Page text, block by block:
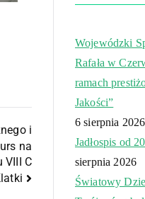
i
na
VIII C
Wojewódzki
Rafała w
ramach
Jakości”
6 sierpnia 2026
Jadłospis od
sierpnia 2026
Światowy